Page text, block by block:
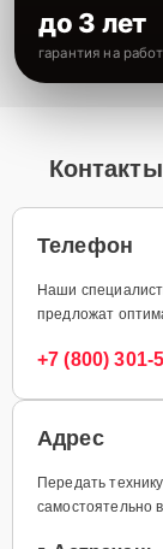
до 3 лет
гарантия на
Телефон
Наши
предложат
+7 (800) 301-
Адрес
Передать
самостоятельно